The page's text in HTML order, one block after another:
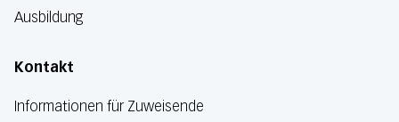
Ausbildung
Kontakt
Informationen für Zuweisende